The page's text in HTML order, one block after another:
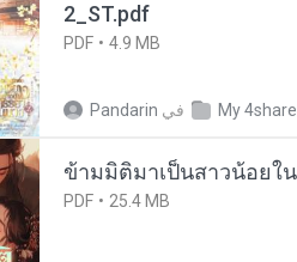
2_ST.pdf
PDF 4.9 MB
Pandarin في My
ข้ามมิติมาเป็นสาวน้อยใ
PDF 25.4 MB